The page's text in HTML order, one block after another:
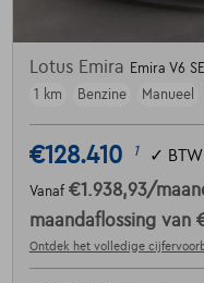
Lotus Emira Emira V6 SE
1 km
Benzine Manueel
€128.410 1 ✓
Vanaf €1.938,93/
maandaflossing van
Ontdek het volledige